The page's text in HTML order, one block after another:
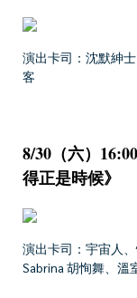
演出卡司：沈默紳
客
8/30（六）
得正是時候》
演出卡司：宇宙人、
Sabrina 胡恂舞、溫